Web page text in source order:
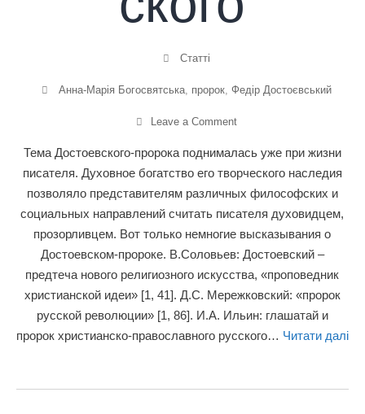
Статті
Анна-Марія Богосвятська, пророк,Федір Достоєвський
Leave a Comment
Тема Достоевского-пророка поднималась уже при жизни
писателя. Духовное богатство его творческого наследия
позволяло представителям различных философских и
социальных направлений считать писателя духовидцем,
прозорливцем. Вот только немногие высказывания о
Достоевском-пророке. В.Соловьев: Достоевский –
предтеча нового религиозного искусства, «проповедник
христианской идеи» [1, 41]. Д.С. Мережковский: «пророк
русской революции» [1, 86]. И.А. Ильин: глашатай и
пророк христианско-православного русского… Читати далі